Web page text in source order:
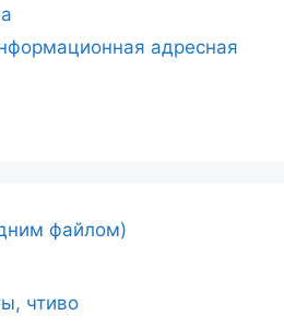
адресная
файлом)
чтиво